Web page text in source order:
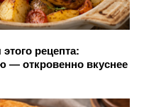
рецепта:
— откровенно вкуснее